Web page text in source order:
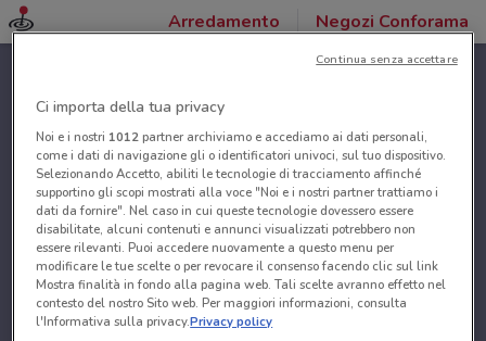
Arredamento Negozi Conforama
Ci importa della tua privacy
Noi e i nostri 1012partner archiviamo e accediamo ai dati personali,
come i dati di navigazione gli o identificatori univoci, sul tuo dispositivo.
Selezionando Accetto, abiliti le tecnologie di tracciamento affinché
supportino gli scopi mostrati alla voce "Noi e i nostri partner trattiamo i
dati da fornire". Nel caso in cui queste tecnologie dovessero essere
disabilitate, alcuni contenuti e annunci visualizzati potrebbero non
essere rilevanti. Puoi accedere nuovamente a questo menu per
modificare le tue scelte o per revocare il consenso facendo clic sul link
Mostra finalità in fondo alla pagina web. Tali scelte avranno effetto nel
contesto del nostro Sito web. Per maggiori informazioni, consulta
l'Informativa sulla privacy.Privacy policy
Continua senza accettare